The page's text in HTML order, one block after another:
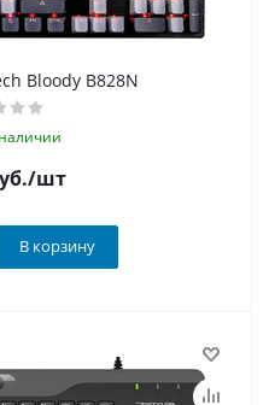
Bloody B828N
/шт
В корзину